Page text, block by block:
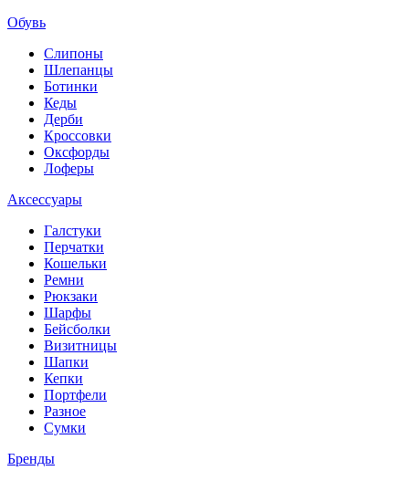
Обувь
Слипоны
Шлепанцы
Ботинки
Кеды
Дерби
Кроссовки
Оксфорды
Лоферы
Аксессуары
Галстуки
Перчатки
Кошельки
Ремни
Рюкзаки
Шарфы
Бейсболки
Визитницы
Шапки
Кепки
Портфели
Разное
Сумки
Бренды